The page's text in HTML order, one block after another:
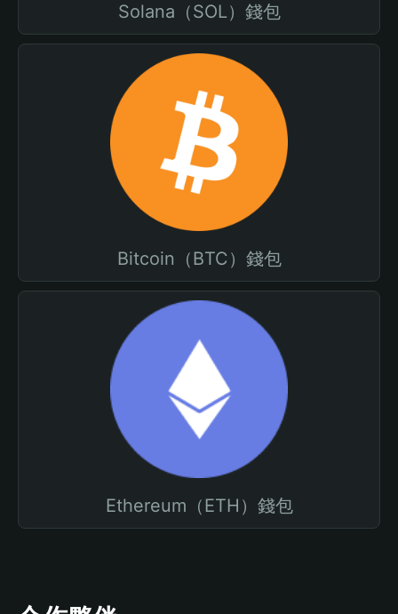
Solana（SOL）錢包
Bitcoin（BTC）錢包
Ethereum（ETH）錢包